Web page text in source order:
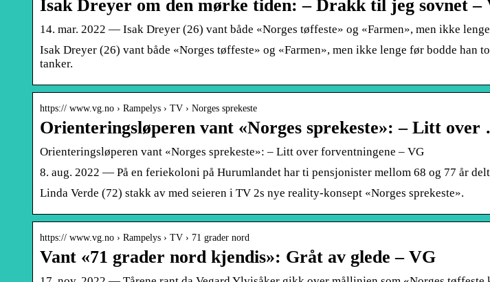
Isak Dreyer om den mørke tiden: – Drakk til jeg sovnet –
14. mar. 2022 — Isak Dreyer (26) vant både «Norges tøffeste» og «Farmen», men ikke
Isak Dreyer (26) vant både «Norges tøffeste» og «Farmen», men ikke lenge før bodde han
tanker.
https:// www.vg.no › Rampelys › TV › Norges sprekeste
Orienteringsløperen vant «Norges sprekeste»: – Litt
Orienteringsløperen vant «Norges sprekeste»: – Litt over forventningene – VG
8. aug. 2022 — På en feriekoloni på Hurumlandet har ti pensjonister mellom 68 og 77 år
Linda Verde (72) stakk av med seieren i TV 2s nye reality-konsept «Norges sprekeste».
https:// www.vg.no › Rampelys › TV › 71 grader nord
Vant «71 grader nord kjendis»: Gråt av glede – VG